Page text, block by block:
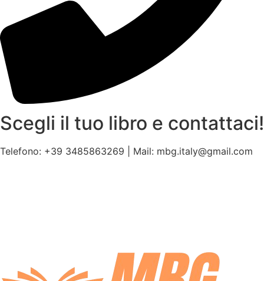
Scegli il tuo libro e contattaci!
Telefono: +39 3485863269 | Mail: mbg.italy@gmail.com